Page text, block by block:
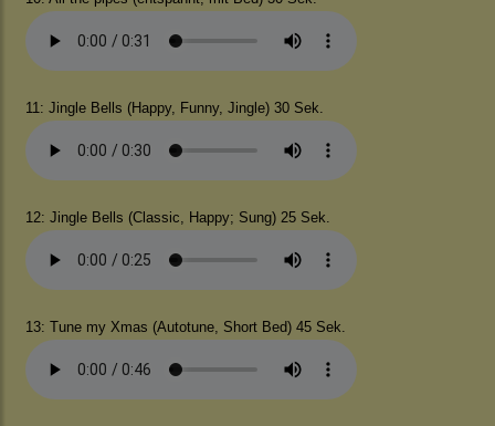
11: Jingle Bells (Happy, Funny, Jingle) 30 Sek.
12: Jingle Bells (Classic, Happy; Sung) 25 Sek.
13: Tune my Xmas (Autotune, Short Bed) 45 Sek.